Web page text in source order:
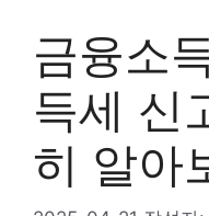
금융소
득세 신
히 알아